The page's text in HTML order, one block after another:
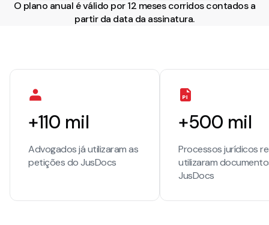
O plano anual é válido por 12 meses corridos contados a
partir da data da assinatura.
+110 mil
Advogados já utilizaram as
petições do JusDocs
+500 mil
Processos jurídicos
utilizaram
JusDocs